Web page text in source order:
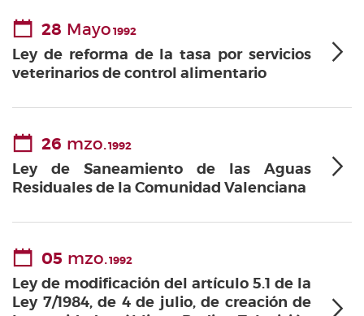
28 Mayo1992
Ley de reforma de la tasa por servicios
veterinarios de control alimentario
26 mzo.1992
Ley de Saneamiento de las Aguas
Residuales de la Comunidad Valenciana
05 mzo.1992
Ley de modificación del artículo 5.1 de la
Ley 7/1984, de 4 de julio, de creación de